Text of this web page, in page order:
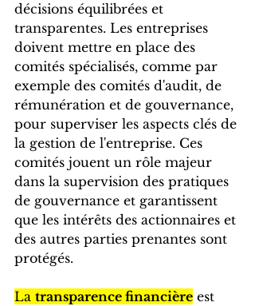
décisions équilibrées et
transparentes. Les entreprises
doivent mettre en place des
comités spécialisés, comme par
exemple des comités d'audit, de
rémunération et de gouvernance,
pour superviser les aspects clés de
la gestion de l'entreprise. Ces
comités jouent un rôle majeur
dans la supervision des pratiques
de gouvernance et garantissent
que les intérêts des actionnaires et
des autres parties prenantes sont
protégés.
La transparence financière est